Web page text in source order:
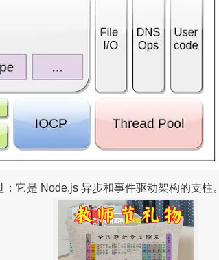
它是 Node.js 异步和事件驱动架构的支柱。